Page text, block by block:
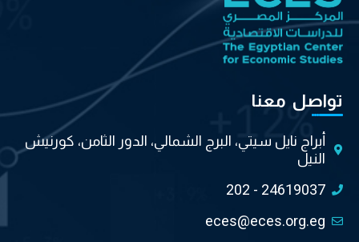
تواصل معنا
أبراج نايل سيتي، البرج الشمالي، الدور الثامن، كورنيش
النيل
202 - 24619037
eces@eces.org.eg